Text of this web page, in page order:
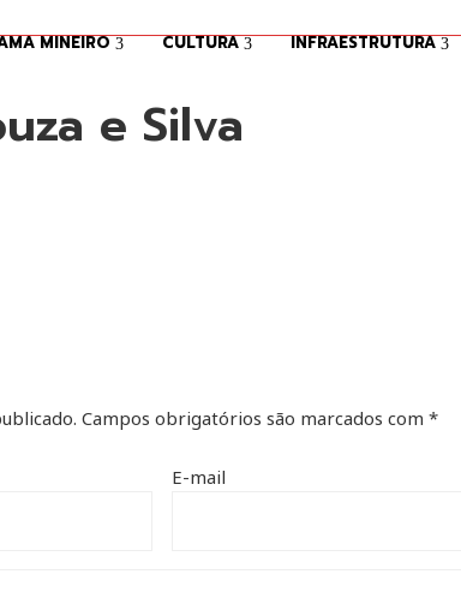
MINEIRO CULTURA INFRAESTRUTURA
e Silva
Campos obrigatórios são marcados com *
E-mail